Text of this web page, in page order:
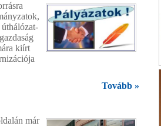
kiírt
Tovább »
már